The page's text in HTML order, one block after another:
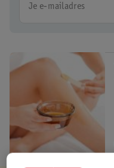
Je e-mailadres